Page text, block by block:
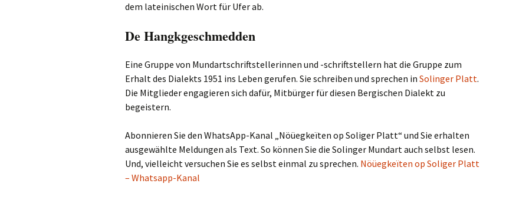
dem lateinischen Wort für Ufer ab.
De Hangkgeschmedden
Eine Gruppe von Mundartschriftstellerinnen und -schriftstellern hat die Gruppe zum
Erhalt des Dialekts 1951 ins Leben gerufen. Sie schreiben und sprechen in Solinger Platt.
Die Mitglieder engagieren sich dafür, Mitbürger für diesen Bergischen Dialekt zu
begeistern.
Abonnieren Sie den WhatsApp-Kanal „Nöüegkeïten op Soliger Platt“ und Sie erhalten
ausgewählte Meldungen als Text. So können Sie die Solinger Mundart auch selbst lesen.
Und, vielleicht versuchen Sie es selbst einmal zu sprechen. Nöüegkeïten op Soliger Platt
– Whatsapp-Kanal